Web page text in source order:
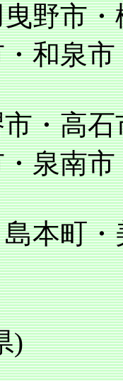
野市
和泉市
・泉
泉南
町